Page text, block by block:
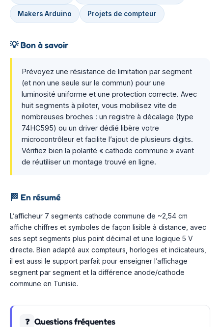
Makers Arduino Projets de compteur
💡Bon à savoir
Prévoyez une résistance de limitation par segment
(et non une seule sur le commun) pour une
luminosité uniforme et une protection correcte. Avec
huit segments à piloter, vous mobilisez vite de
nombreuses broches : un registre à décalage (type
74HC595) ou un driver dédié libère votre
microcontrôleur et facilite l’ajout de plusieurs digits.
Vérifiez bien la polarité « cathode commune » avant
de réutiliser un montage trouvé en ligne.
🏁 En résumé
L’afficheur 7 segments cathode commune de ~2,54 cm
affiche chiffres et symboles de façon lisible à distance, avec
ses sept segments plus point décimal et une logique 5 V
directe. Bien adapté aux compteurs, horloges et indicateurs,
il est aussi le support parfait pour enseigner l’affichage
segment par segment et la différence anode/cathode
commune en Tunisie.
❓ Questions fréquentes